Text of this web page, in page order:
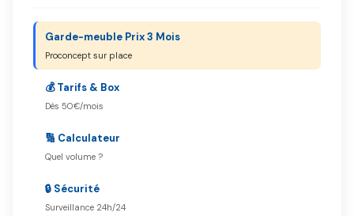
Garde-meuble Prix 3 Mois
Proconcept sur place
💰 Tarifs & Box
Dès 50€/mois
🔢 Calculateur
Quel volume ?
🔒 Sécurité
Surveillance 24h/24